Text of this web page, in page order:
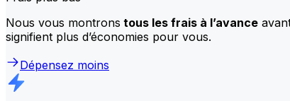
Nous vous montrons tous les frais à l’avance
signifient plus d’économies pour vous.
Dépensez moins